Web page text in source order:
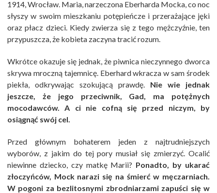
1914, Wrocław. Maria, narzeczona Eberharda Mocka, co noc
słyszy w swoim mieszkaniu potępieńcze i przerażające jęki
oraz płacz dzieci. Kiedy zwierza się z tego mężczyźnie, ten
przypuszcza, że kobieta zaczyna tracić rozum.
Wkrótce okazuje się jednak, że piwnica nieczynnego dworca
skrywa mroczną tajemnicę. Eberhard wkracza w sam środek
piekła, odkrywając szokującą prawdę. Nie wie jednak
jeszcze, że jego przeciwnik, Gad, ma potężnych
mocodawców. A ci nie cofną się przed niczym, by
osiągnąć swój cel.
Przed głównym bohaterem jeden z najtrudniejszych
wyborów, z jakim do tej pory musiał się zmierzyć. Ocalić
niewinne dziecko, czy matkę Marii? Ponadto, by ukarać
złoczyńców, Mock narazi się na śmierć w męczarniach.
W pogoni za bezlitosnymi zbrodniarzami zapuści się w